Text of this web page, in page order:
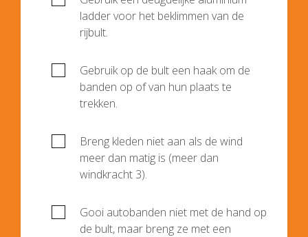
ladder voor het beklimmen van de
rijbult.
Gebruik op de bult een haak om de
banden op of van hun plaats te
trekken.
Breng kleden niet aan als de wind
meer dan matig is (meer dan
windkracht 3).
Gooi autobanden niet met de hand op
de bult, maar breng ze met een